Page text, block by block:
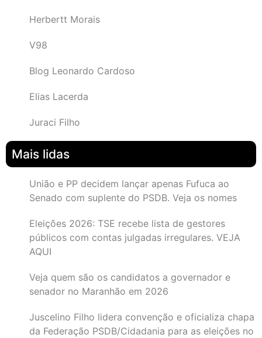
Herbertt Morais
V98
Blog Leonardo Cardoso
Elias Lacerda
Juraci Filho
Mais lidas
União e PP decidem lançar apenas Fufuca ao
Senado com suplente do PSDB. Veja os nomes
Eleições 2026: TSE recebe lista de gestores
públicos com contas julgadas irregulares. VEJA
AQUI
Veja quem são os candidatos a governador e
senador no Maranhão em 2026
Juscelino Filho lidera convenção e oficializa chapa
da Federação PSDB/Cidadania para as eleições no